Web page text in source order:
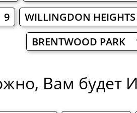
9
WILLINGDON
BRENTWOOD PARK
Вам будет